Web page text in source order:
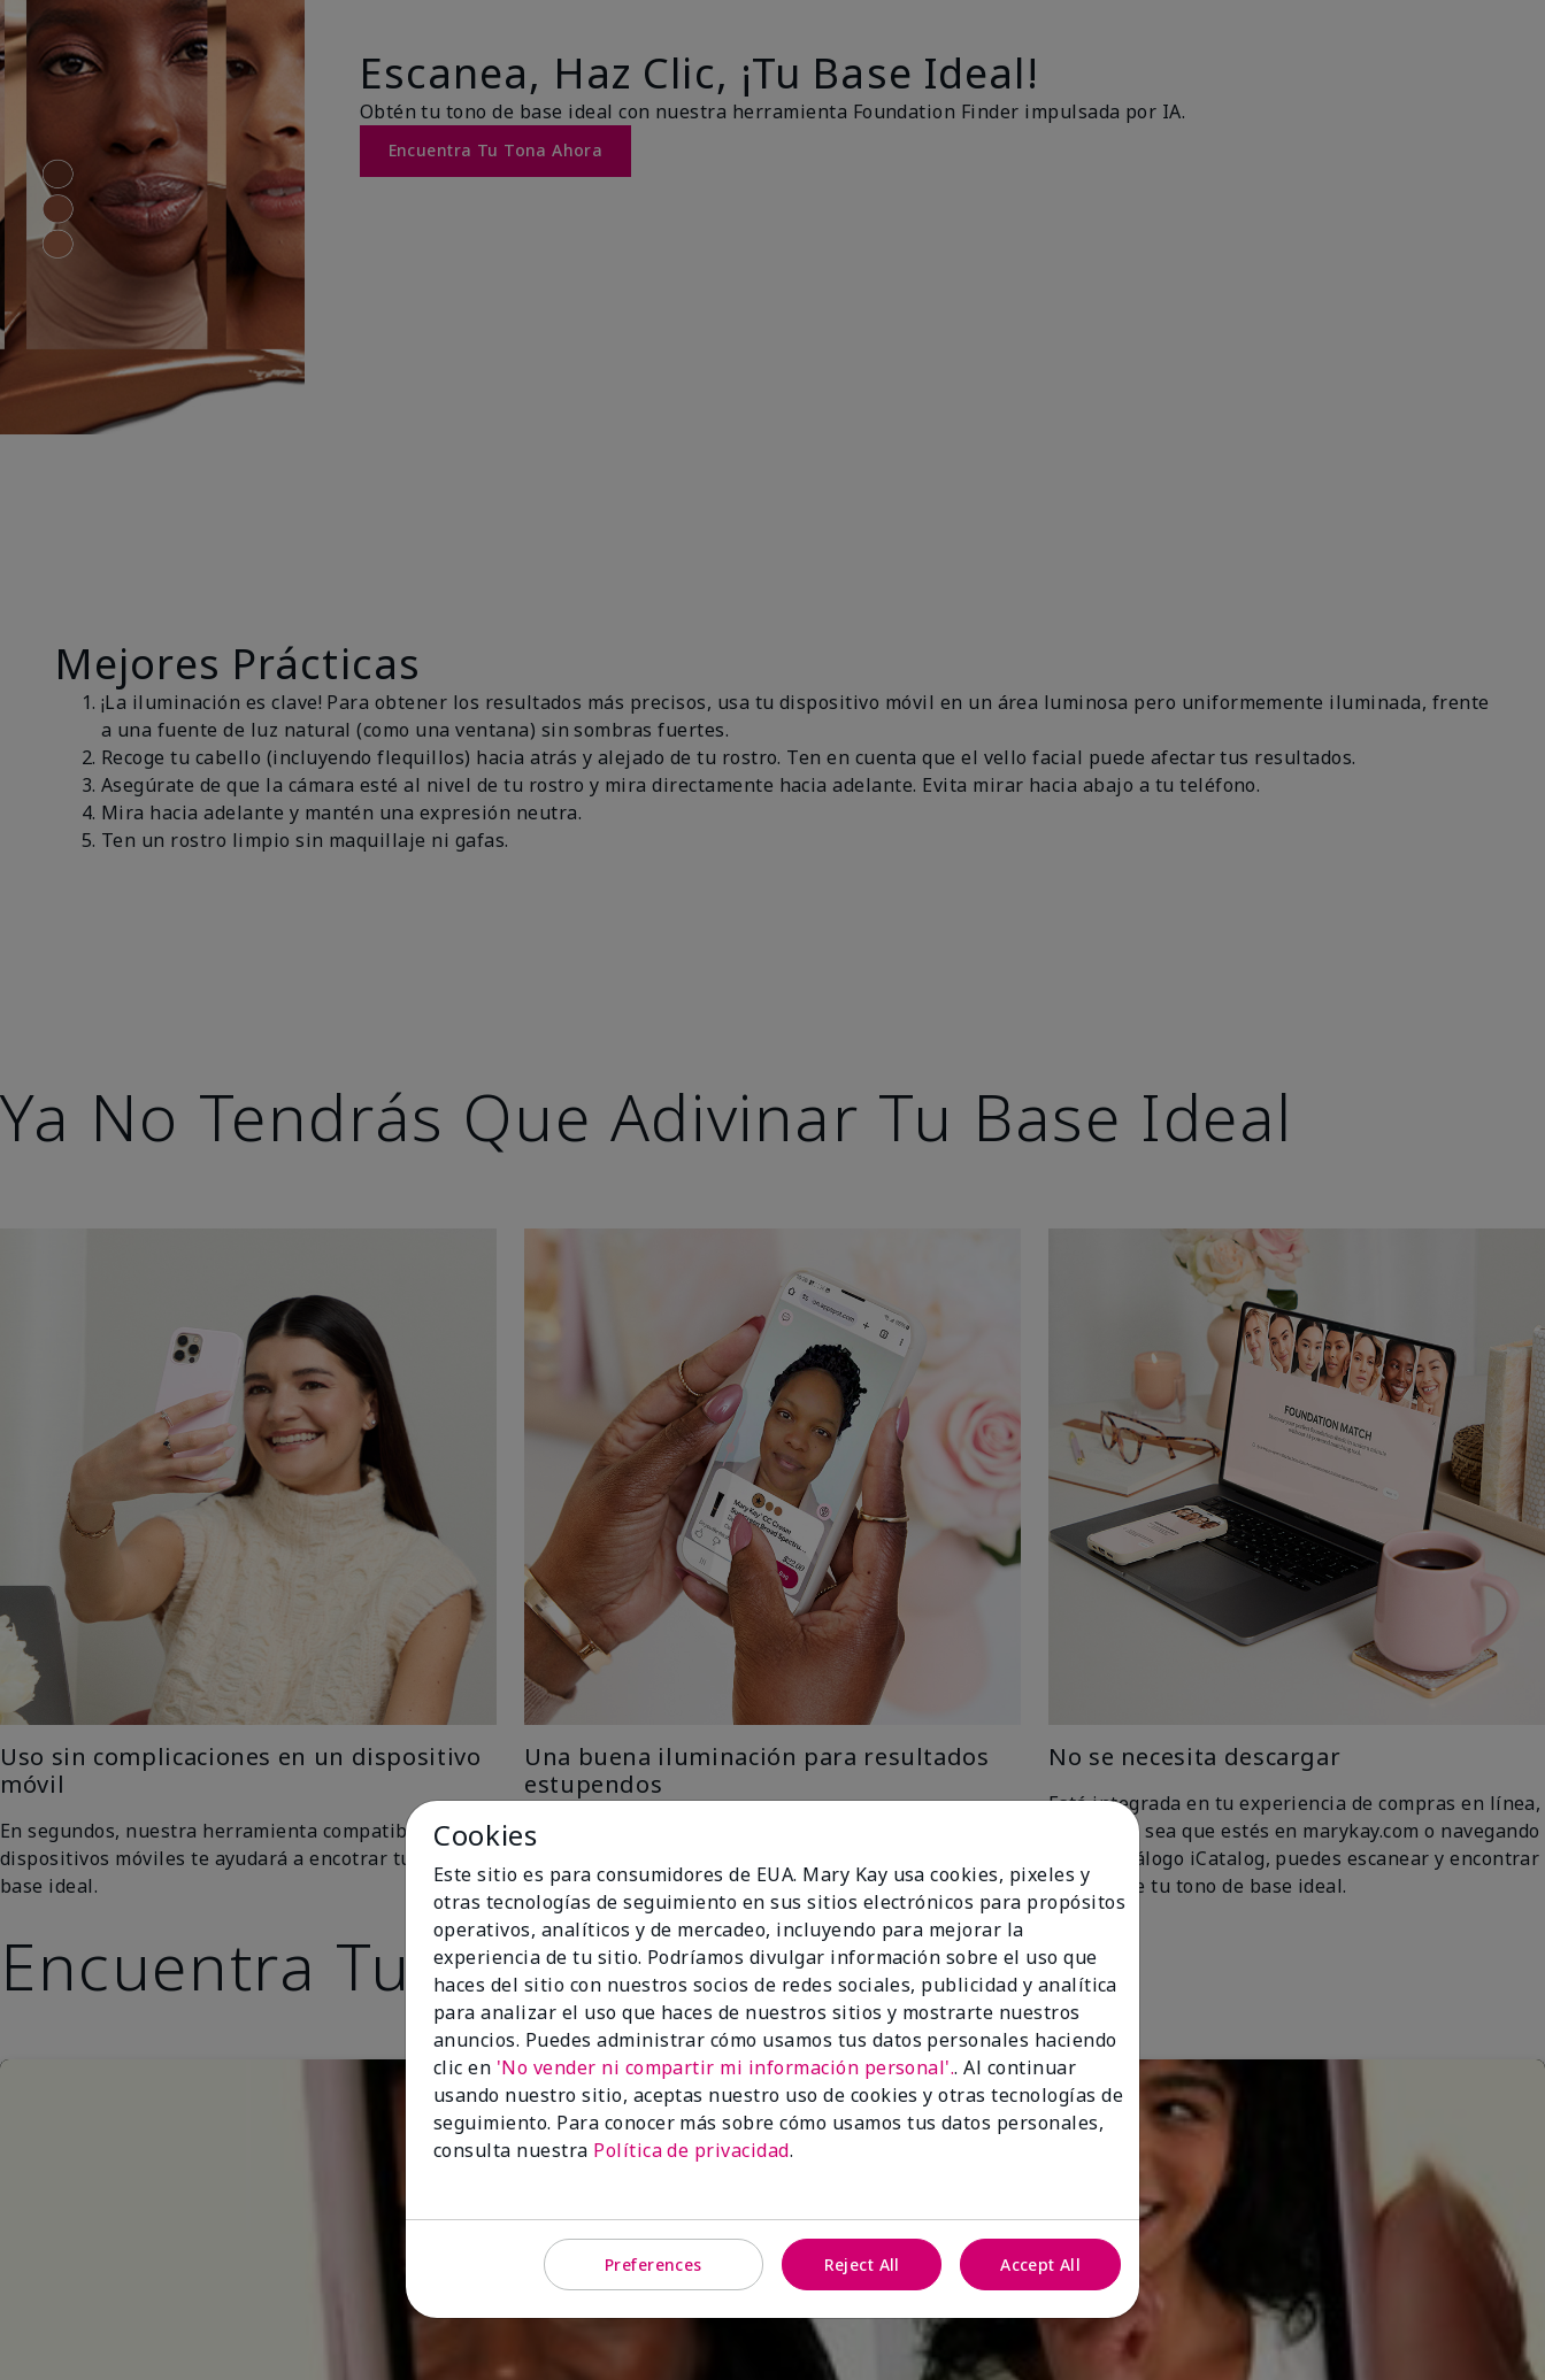
Escanea, Haz Clic, ¡Tu Base Ideal!
Obtén tu tono de base ideal con nuestra herramienta Foundation Finder impulsada por IA.
Encuentra Tu Tona Ahora
Mejores Prácticas
¡La iluminación es clave! Para obtener los resultados más precisos, usa tu dispositivo móvil en un área luminosa pero uniformemente iluminada, frente
a una fuente de luz natural (como una ventana) sin sombras fuertes.
Recoge tu cabello (incluyendo flequillos) hacia atrás y alejado de tu rostro. Ten en cuenta que el vello facial puede afectar tus resultados.
Asegúrate de que la cámara esté al nivel de tu rostro y mira directamente hacia adelante. Evita mirar hacia abajo a tu teléfono.
Mira hacia adelante y mantén una expresión neutra.
Ten un rostro limpio sin maquillaje ni gafas.
Ya No Tendrás Que Adivinar Tu Base Ideal
Uso sin complicaciones en un dispositivo
móvil
En segundos, nuestra herramienta compatible con
dispositivos móviles te ayudará a encotrar tu tono de
base ideal.
Una buena iluminación para resultados
estupendos
Nuestra tecnología con IA elimina todo el trabajo con
ventana para una iluminación uniforme y natural y
obtén los mejores resultados.
No se necesita descargar
Está integrada en tu experiencia de compras en línea,
así que ya sea que estés en marykay.com o navegando
por el catálogo iCatalog, puedes escanear y encontrar
fácilmente tu tono de base ideal.
Encuentra Tu Tono Ideal
Cookies
Este sitio es para consumidores de EUA. Mary Kay usa cookies, pixeles y
otras tecnologías de seguimiento en sus sitios electrónicos para propósitos
operativos, analíticos y de mercadeo, incluyendo para mejorar la
experiencia de tu sitio. Podríamos divulgar información sobre el uso que
haces del sitio con nuestros socios de redes sociales, publicidad y analítica
para analizar el uso que haces de nuestros sitios y mostrarte nuestros
anuncios. Puedes administrar cómo usamos tus datos personales haciendo
clic en 'No vender ni compartir mi información personal'.. Al continuar
usando nuestro sitio, aceptas nuestro uso de cookies y otras tecnologías de
seguimiento. Para conocer más sobre cómo usamos tus datos personales,
consulta nuestra Política de privacidad.
Preferences Reject All Accept All